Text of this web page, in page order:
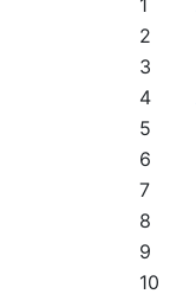
2
3
4
5
6
7
8
9
10